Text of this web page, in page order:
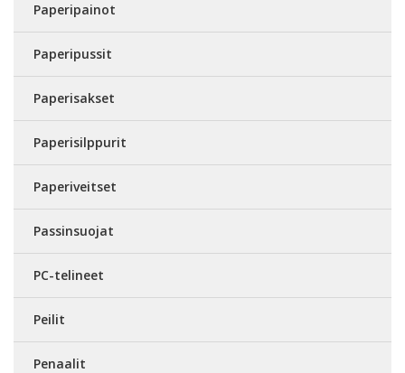
Paperipainot
Paperipussit
Paperisakset
Paperisilppurit
Paperiveitset
Passinsuojat
PC-telineet
Peilit
Penaalit